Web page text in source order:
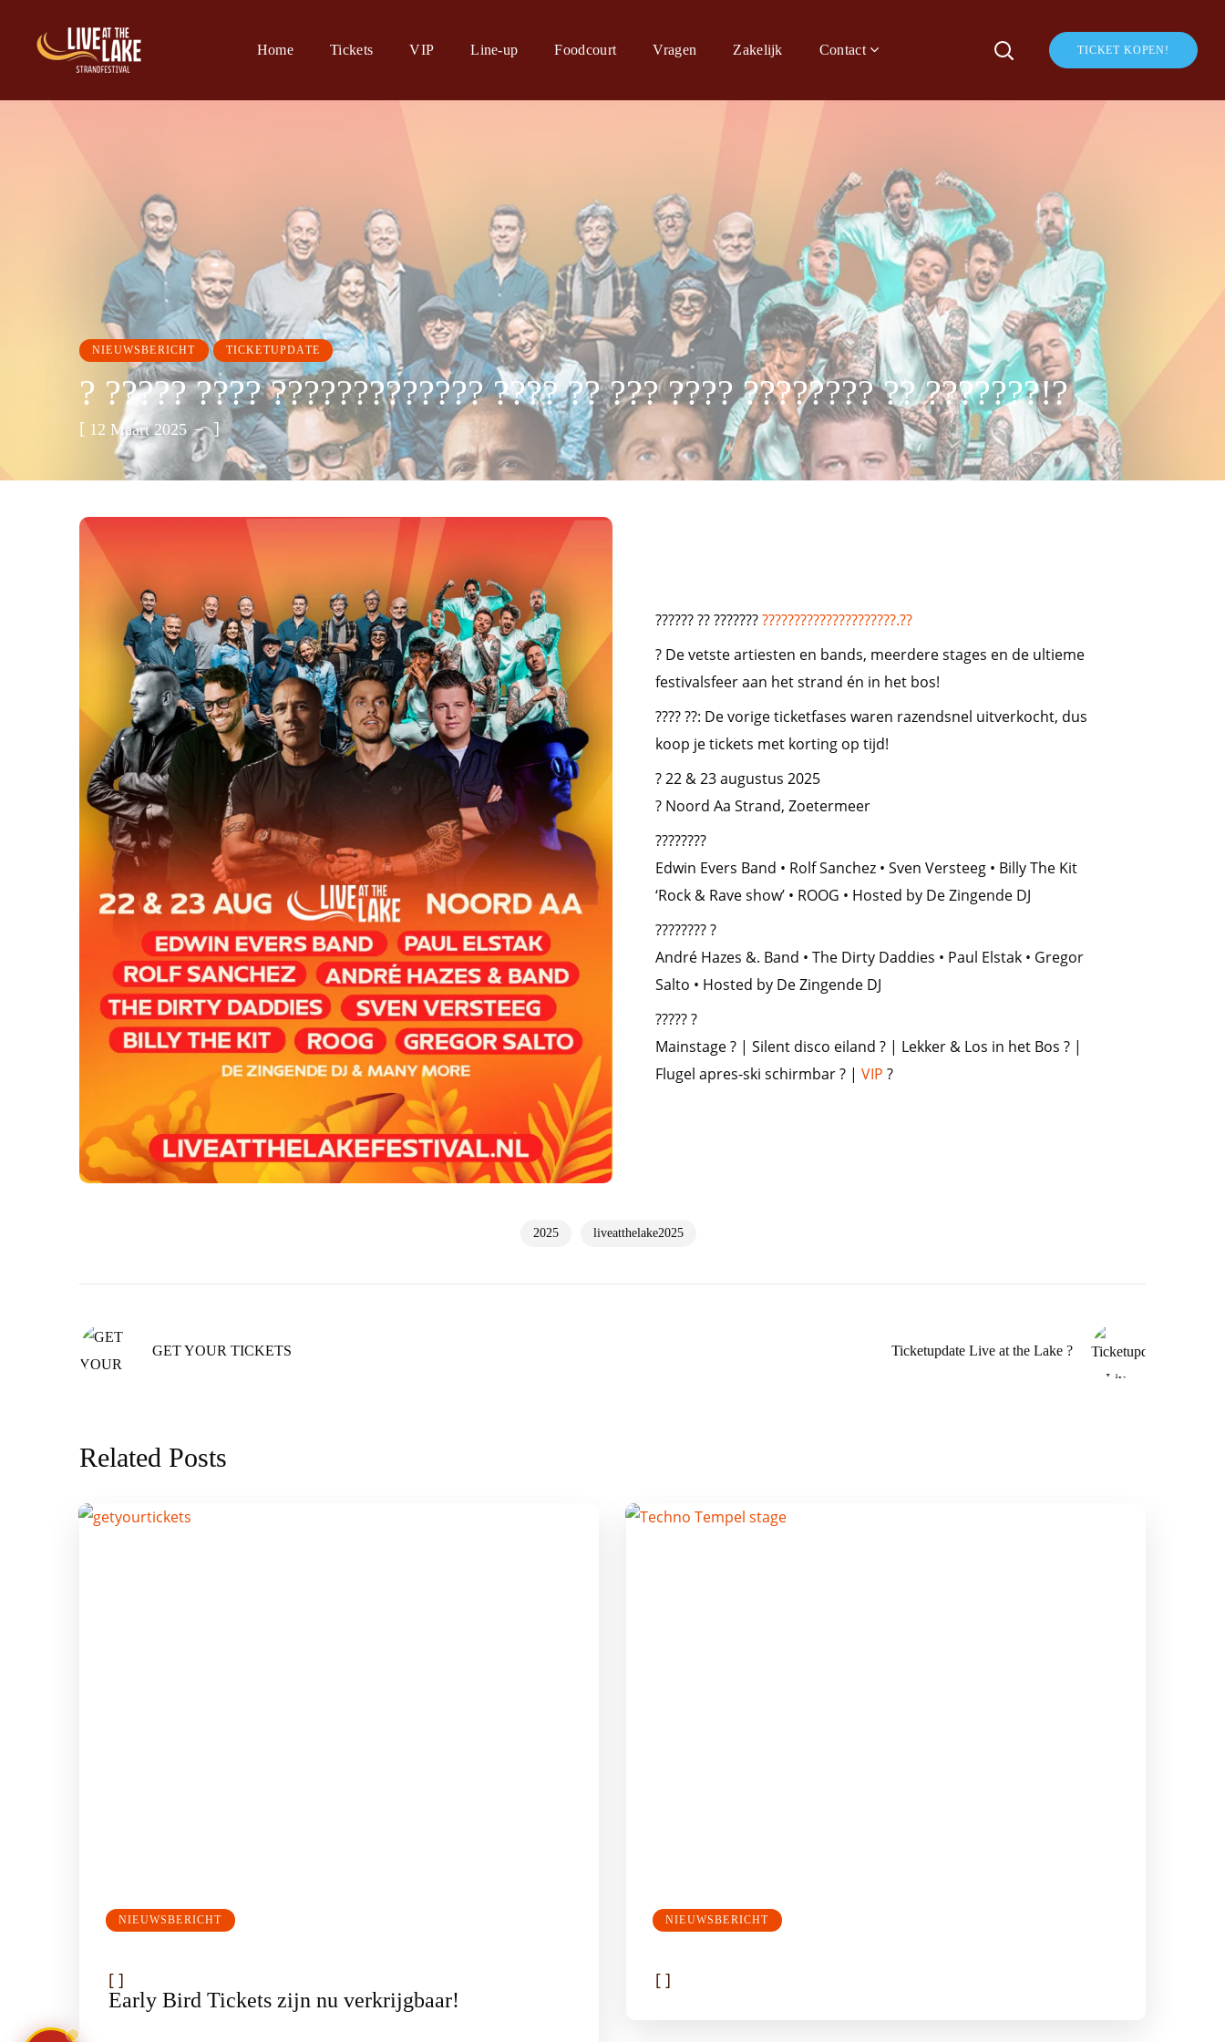
Home Tickets VIP Line-up Foodcourt Vragen Zakelijk Contact TICKET KOPEN!
NIEUWSBERICHT TICKETUPDATE
? ????? ???? ????????????? ???? ?? ??? ???? ???????? ?? ???????!?
[ 12 Maart 2025 ]
?????? ?? ????????????????????????????.??
? De vetste artiesten en bands, meerdere stages en de ultieme
festivalsfeer aan het strand én in het bos!
???? ??: De vorige ticketfases waren razendsnel uitverkocht, dus
koop je tickets met korting op tijd!
? 22 & 23 augustus 2025
? Noord Aa Strand, Zoetermeer
????????️
Edwin Evers Band • Rolf Sanchez • Sven Versteeg • Billy The Kit
‘Rock & Rave show’ • ROOG • Hosted by De Zingende DJ
???????? ?
André Hazes &. Band • The Dirty Daddies • Paul Elstak • Gregor
Salto • Hosted by De Zingende DJ
????? ?️
Mainstage ? | Silent disco eiland ?️ | Lekker & Los in het Bos ? |
Flugel apres-ski schirmbar ? | VIP ?
2025 liveatthelake2025
GET YOUR TICKETS Ticketupdate Live at the Lake ?️
Related Posts
NIEUWSBERICHT
[ ]
Early Bird Tickets zijn nu verkrijgbaar!
NIEUWSBERICHT
[ ]